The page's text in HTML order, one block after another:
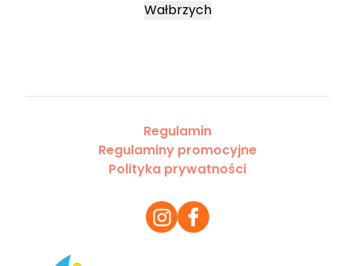
Wałbrzych
Regulamin
Regulaminy promocyjne
Polityka prywatności